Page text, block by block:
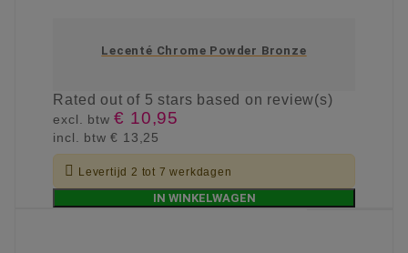
Lecenté Chrome Powder Bronze
Ratedout of 5 stars based on review(s)
excl. btw€ 10,95
incl. btw€ 13,25
 Levertijd 2 tot 7 werkdagen
IN WINKELWAGEN